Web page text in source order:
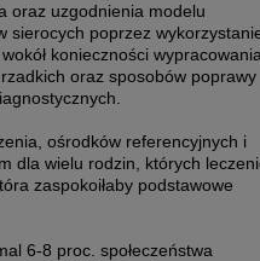
oraz uzgodnienia modelu
sierocych poprzez
konieczności wypracowania
oraz sposobów poprawy
ośrodków referencyjnych i
dla wielu rodzin, których
zaspokoiłaby podstawowe
6-8 proc. społeczeństwa